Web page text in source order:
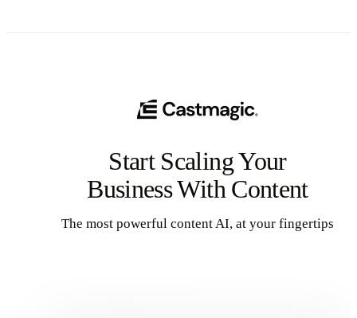
Start Scaling Your
Business With Content
The most powerful content AI, at your fingertips